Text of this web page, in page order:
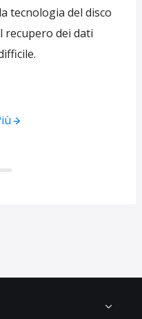
tecnologia del disco
recupero dei dati